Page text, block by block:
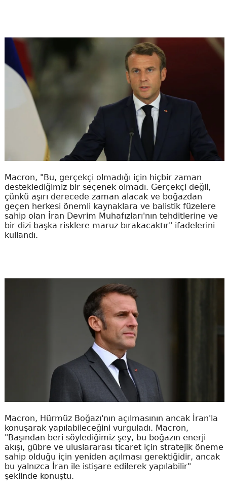
Macron, "Bu, gerçekçi olmadığı için hiçbir zaman
desteklediğimiz bir seçenek olmadı. Gerçekçi değil,
çünkü aşırı derecede zaman alacak ve boğazdan
geçen herkesi önemli kaynaklara ve balistik füzelere
sahip olan İran Devrim Muhafızları'nın tehditlerine ve
bir dizi başka risklere maruz bırakacaktır" ifadelerini
kullandı.
Macron, Hürmüz Boğazı'nın açılmasının ancak İran'la
konuşarak yapılabileceğini vurguladı. Macron,
"Başından beri söylediğimiz şey, bu boğazın enerji
akışı, gübre ve uluslararası ticaret için stratejik öneme
sahip olduğu için yeniden açılması gerektiğidir, ancak
bu yalnızca İran ile istişare edilerek yapılabilir"
şeklinde konuştu.